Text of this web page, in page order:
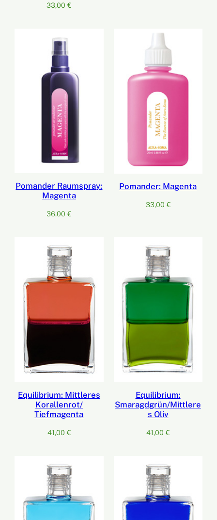
33,00€
Pomander Raumspray:
Magenta
36,00€
Pomander: Magenta
33,00€
Equilibrium: Mittleres
Korallenrot/
Tiefmagenta
41,00€
Equilibrium:
Smaragdgrün/Mittlere
s Oliv
41,00€